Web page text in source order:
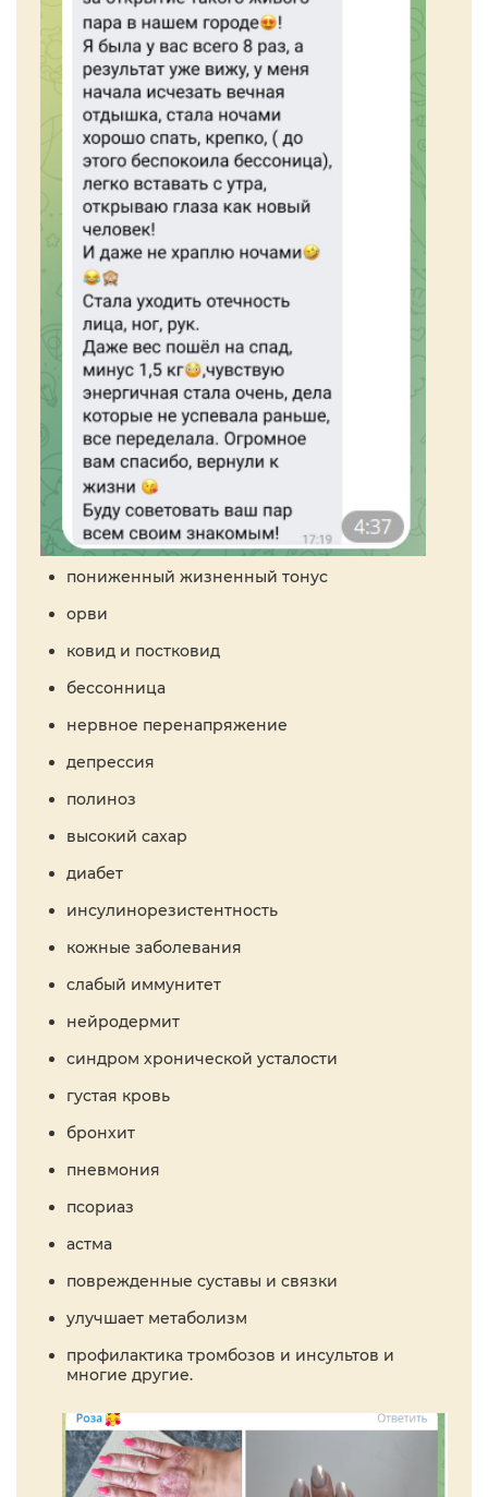
пониженный жизненный тонус
орви
ковид и постковид
бессонница
нервное перенапряжение
депрессия
полиноз
высокий сахар
диабет
инсулинорезистентность
кожные заболевания
слабый иммунитет
нейродермит
синдром хронической усталости
густая кровь
бронхит
пневмония
псориаз
астма
поврежденные суставы и связки
улучшает метаболизм
профилактика тромбозов и инсультов и
многие другие.